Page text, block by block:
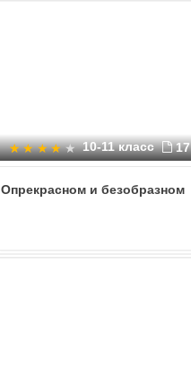
10-11 класс 17
Опрекрасном и безобразном